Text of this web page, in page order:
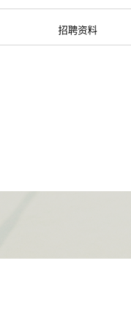
招聘资料